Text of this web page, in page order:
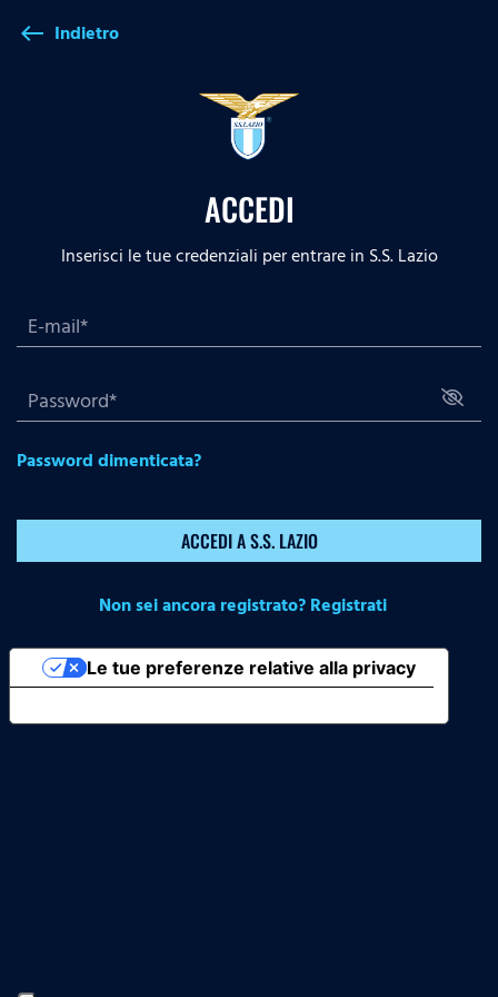
west Indietro
ACCEDI
Inserisci le tue credenziali per entrare in S.S. Lazio
Password dimenticata?
ACCEDI A S.S. LAZIO
Non sei ancora registrato? Registrati
Le tue preferenze relative alla privacy